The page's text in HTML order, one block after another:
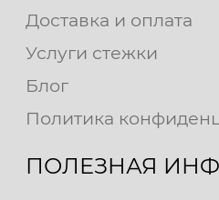
Доставка и оплата
Услуги стежки
Блог
Политика
ПОЛЕЗНАЯ